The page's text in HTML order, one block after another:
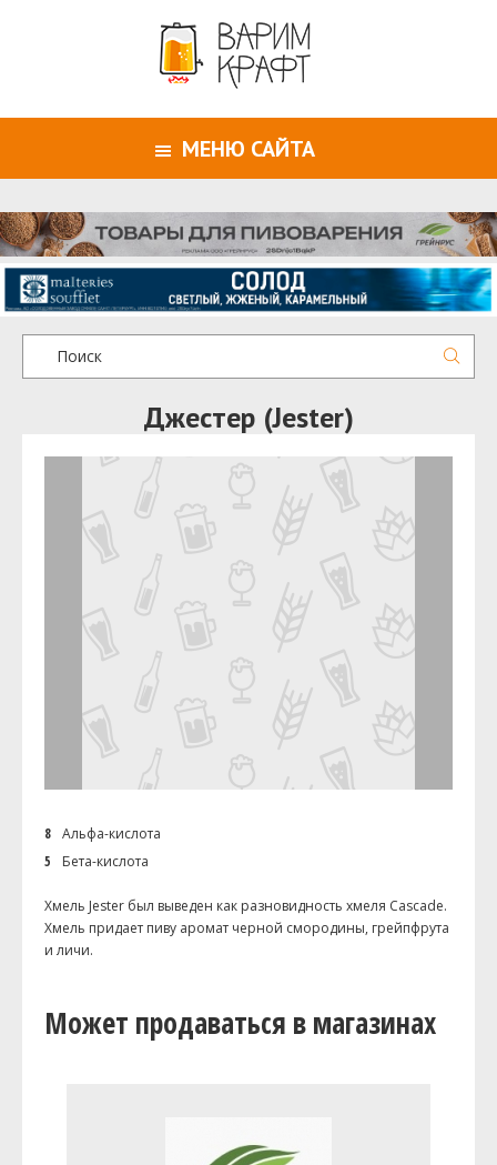
МЕНЮ САЙТА
Джестер (Jester)
8 Альфа-кислота
5
Бета-кислота
Хмель Jester был выведен как разновидность хмеля Cascade.
Хмель придает пиву аромат черной смородины, грейпфрута
и личи.
Может продаваться в магазинах